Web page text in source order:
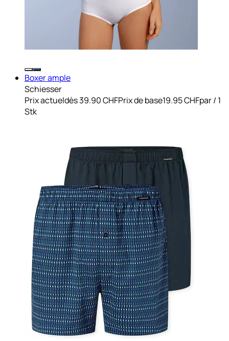
Boxer ample
Schiesser
Prix actueldès39.90 CHFPrix de base19.95 CHFpar/ 1
Stk